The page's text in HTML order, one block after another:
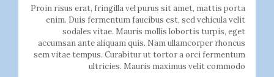
Proin risus erat, fringilla vel purus sit amet, mattis porta
enim. Duis fermentum faucibus est, sed vehicula velit
sodales vitae. Mauris mollis lobortis turpis, eget
accumsan ante aliquam quis. Nam ullamcorper rhoncus
sem vitae tempus. Curabitur ut tortor a orci fermentum
ultricies. Mauris maximus velit commodo